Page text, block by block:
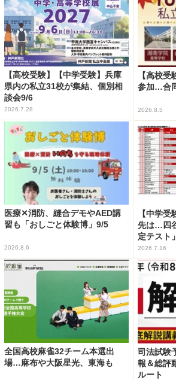
【高校受験】【中学受験】兵庫
県内の私立31校が集結、個別相
談会9/6
2026.7.28
【高校
参加…合
2026.8.5
医療✕消防、縫合デモやAED講
習も「おしごと体験博」9/5
2026.8.6
【中学
先は…四
定テスト
2026.7.16
全国高校麻雀32チーム本選出
場…麻布や大阪星光、東海も
司法試験
報＆総評
ルート